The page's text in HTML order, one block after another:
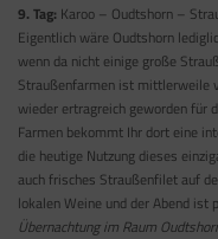
9. Tag: Karoo – Oudtshorn –
Eigentlich wäre Oudtshorn
wenn da nicht einige große
Straußenfarmen ist mittlerweile
wieder ertragreich geworden für
Farmen bekommt Ihr dort eine
die heutige Nutzung dieses
auch frisches Straußenfilet auf
lokalen Weine und der Abend ist
Übernachtung im Raum